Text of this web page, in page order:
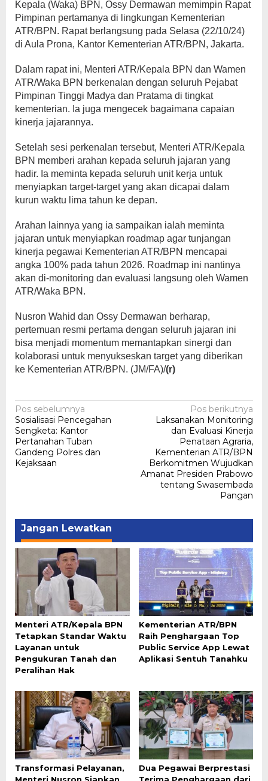
Kepala (Waka) BPN, Ossy Dermawan memimpin Rapat
Pimpinan pertamanya di lingkungan Kementerian
ATR/BPN. Rapat berlangsung pada Selasa (22/10/24)
di Aula Prona, Kantor Kementerian ATR/BPN, Jakarta.
Dalam rapat ini, Menteri ATR/Kepala BPN dan Wamen
ATR/Waka BPN berkenalan dengan seluruh Pejabat
Pimpinan Tinggi Madya dan Pratama di tingkat
kementerian. Ia juga mengecek bagaimana capaian
kinerja jajarannya.
Setelah sesi perkenalan tersebut, Menteri ATR/Kepala
BPN memberi arahan kepada seluruh jajaran yang
hadir. Ia meminta kepada seluruh unit kerja untuk
menyiapkan target-target yang akan dicapai dalam
kurun waktu lima tahun ke depan.
Arahan lainnya yang ia sampaikan ialah meminta
jajaran untuk menyiapkan roadmap agar tunjangan
kinerja pegawai Kementerian ATR/BPN mencapai
angka 100% pada tahun 2026. Roadmap ini nantinya
akan di-monitoring dan evaluasi langsung oleh Wamen
ATR/Waka BPN.
Nusron Wahid dan Ossy Dermawan berharap,
pertemuan resmi pertama dengan seluruh jajaran ini
bisa menjadi momentum memantapkan sinergi dan
kolaborasi untuk menyukseskan target yang diberikan
ke Kementerian ATR/BPN. (JM/FA)/(r)
Navigasi
pos
Pos sebelumnya
Sosialisasi Pencegahan
Sengketa: Kantor
Pertanahan Tuban
Gandeng Polres dan
Kejaksaan
Pos berikutnya
Laksanakan Monitoring
dan Evaluasi Kinerja
Penataan Agraria,
Kementerian ATR/BPN
Berkomitmen Wujudkan
Amanat Presiden Prabowo
tentang Swasembada
Pangan
Jangan Lewatkan
Menteri ATR/Kepala BPN
Tetapkan Standar Waktu
Layanan untuk
Pengukuran Tanah dan
Peralihan Hak
Kementerian ATR/BPN
Raih Penghargaan Top
Public Service App Lewat
Aplikasi Sentuh Tanahku
Transformasi Pelayanan,
Dua Pegawai Berprestasi